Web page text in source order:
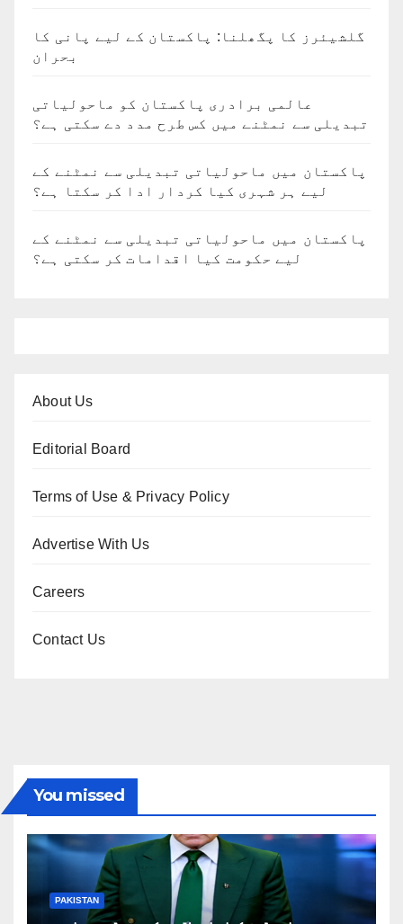
گلشیئرز کا پگھلنا: پاکستان کے لیے پانی کا
بحران
عالمی برادری پاکستان کو ماحولیاتی
تبدیلی سے نمٹنے میں کس طرح مدد دے سکتی ہے؟
پاکستان میں ماحولیاتی تبدیلی سے نمٹنے کے
لیے ہر شہری کیا کردار ادا کر سکتا ہے؟
پاکستان میں ماحولیاتی تبدیلی سے نمٹنے کے
لیے حکومت کیا اقدامات کر سکتی ہے؟
About Us
Editorial Board
Terms of Use & Privacy Policy
Advertise With Us
Careers
Contact Us
You missed
PAKISTAN